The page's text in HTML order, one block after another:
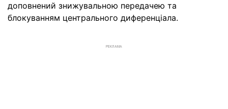
доповнений знижувальною передачею та
блокуванням центрального диференціала.
РЕКЛАМА